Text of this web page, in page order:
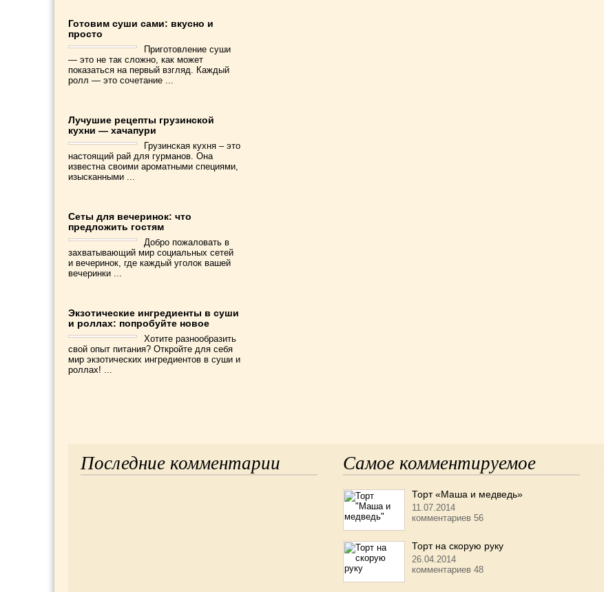
Готовим суши сами: вкусно и
просто
Приготовление суши
— это не так сложно, как может
показаться на первый взгляд. Каждый
ролл — это сочетание ...
Лучушие рецепты грузинской
кухни — хачапури
Грузинская кухня – это
настоящий рай для гурманов. Она
известна своими ароматными специями,
изысканными ...
Сеты для вечеринок: что
предложить гостям
Добро пожаловать в
захватывающий мир социальных сетей
и вечеринок, где каждый уголок вашей
вечеринки ...
Экзотические ингредиенты в суши
и роллах: попробуйте новое
Хотите разнообразить
свой опыт питания? Откройте для себя
мир экзотических ингредиентов в суши и
роллах! ...
Последние комментарии Самое комментируемое
Торт «Маша и медведь»
11.07.2014
комментариев 56
Торт на скорую руку
26.04.2014
комментариев 48